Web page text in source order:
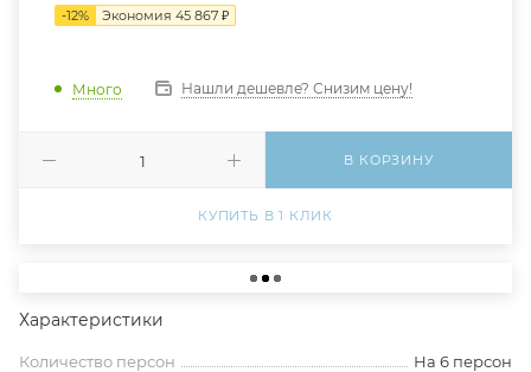
-12% Экономия 45 867 ₽
Много Нашли дешевле? Снизим цену!
В КОРЗИНУ
КУПИТЬ В 1 КЛИК
Характеристики
Количество персон
На 6 персон